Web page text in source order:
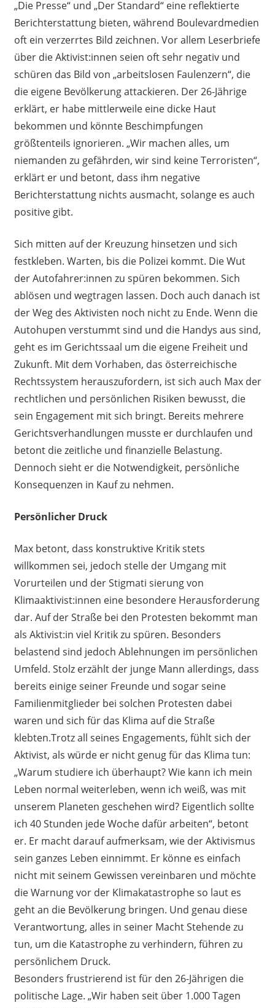
„Die Presse“ und „Der Standard“ eine reflektierte
Berichterstattung bieten, während Boulevardmedien
oft ein verzerrtes Bild zeichnen. Vor allem Leserbriefe
über die Aktivist:innen seien oft sehr negativ und
schüren das Bild von „arbeitslosen Faulenzern“, die
die eigene Bevölkerung attackieren. Der 26-Jährige
erklärt, er habe mittlerweile eine dicke Haut
bekommen und könnte Beschimpfungen
größtenteils ignorieren. „Wir machen alles, um
niemanden zu gefährden, wir sind keine Terroristen“,
erklärt er und betont, dass ihm negative
Berichterstattung nichts ausmacht, solange es auch
positive gibt.
Sich mitten auf der Kreuzung hinsetzen und sich
festkleben. Warten, bis die Polizei kommt. Die Wut
der Autofahrer:innen zu spüren bekommen. Sich
ablösen und wegtragen lassen. Doch auch danach ist
der Weg des Aktivisten noch nicht zu Ende. Wenn die
Autohupen verstummt sind und die Handys aus sind,
geht es im Gerichtssaal um die eigene Freiheit und
Zukunft. Mit dem Vorhaben, das österreichische
Rechtssystem herauszufordern, ist sich auch Max der
rechtlichen und persönlichen Risiken bewusst, die
sein Engagement mit sich bringt. Bereits mehrere
Gerichtsverhandlungen musste er durchlaufen und
betont die zeitliche und finanzielle Belastung.
Dennoch sieht er die Notwendigkeit, persönliche
Konsequenzen in Kauf zu nehmen.
Persönlicher Druck
Max betont, dass konstruktive Kritik stets
willkommen sei, jedoch stelle der Umgang mit
Vorurteilen und der Stigmati sierung von
Klimaaktivist:innen eine besondere Herausforderung
dar. Auf der Straße bei den Protesten bekommt man
als Aktivist:in viel Kritik zu spüren. Besonders
belastend sind jedoch Ablehnungen im persönlichen
Umfeld. Stolz erzählt der junge Mann allerdings, dass
bereits einige seiner Freunde und sogar seine
Familienmitglieder bei solchen Protesten dabei
waren und sich für das Klima auf die Straße
klebten.Trotz all seines Engagements, fühlt sich der
Aktivist, als würde er nicht genug für das Klima tun:
„Warum studiere ich überhaupt? Wie kann ich mein
Leben normal weiterleben, wenn ich weiß, was mit
unserem Planeten geschehen wird? Eigentlich sollte
ich 40 Stunden jede Woche dafür arbeiten“, betont
er. Er macht darauf aufmerksam, wie der Aktivismus
sein ganzes Leben einnimmt. Er könne es einfach
nicht mit seinem Gewissen vereinbaren und möchte
die Warnung vor der Klimakatastrophe so laut es
geht an die Bevölkerung bringen. Und genau diese
Verantwortung, alles in seiner Macht Stehende zu
tun, um die Katastrophe zu verhindern, führen zu
persönlichem Druck.
Besonders frustrierend ist für den 26-Jährigen die
politische Lage. „Wir haben seit über 1.000 Tagen